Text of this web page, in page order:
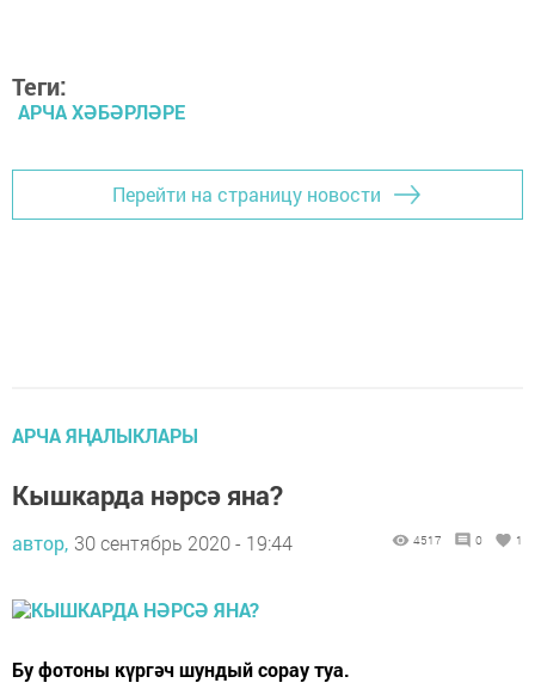
Теги:
АРЧА ХӘБӘРЛӘРЕ
Перейти на страницу новости
АРЧА ЯҢАЛЫКЛАРЫ
Кышкарда нәрсә яна?
автор, 30 сентябрь 2020 - 19:44 4517 0 1
Бу фотоны күргәч шундый сорау туа.